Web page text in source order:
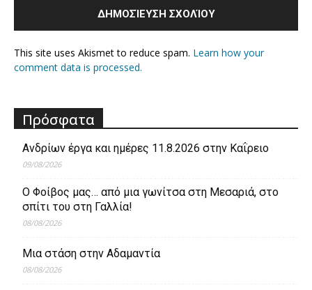
This site uses Akismet to reduce spam. Learn how your
comment data is processed.
Πρόσφατα
Ανδρίων έργα και ημέρες 11.8.2026 στην Καΐρειο
09/08/2026
Ο Φοίβος μας… από μια γωνίτσα στη Μεσαριά, στο
σπίτι του στη Γαλλία!
08/08/2026
Μια στάση στην Αδαμαντία
08/08/2026